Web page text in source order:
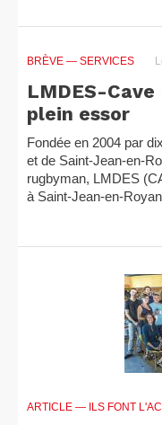
BRÈVE — SERVICES
LMDES-Cave
plein essor
Fondée en 2004 par
et de Saint-Jean-en-
rugbyman, LMDES
à Saint-Jean-en-
ARTICLE — ILS FONT